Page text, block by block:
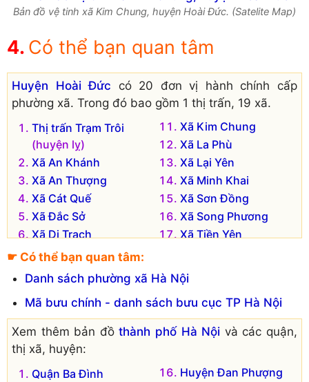
Bản đồ vệ tinh xã Kim Chung, huyện Hoài Đức. (Satelite Map)
Có thể bạn quan tâm
Huyện Hoài Đức có 20 đơn vị hành chính cấp
phường xã. Trong đó bao gồm 1 thị trấn, 19 xã.
Thị trấn Trạm Trôi
(huyện lỵ)
Xã An Khánh
Xã An Thượng
Xã Cát Quế
Xã Đắc Sở
Xã Di Trạch
Xã Đông La
Xã Đức Giang
Xã Đức Thượng
Xã Dương Liễu
Xã Kim Chung
Xã La Phù
Xã Lại Yên
Xã Minh Khai
Xã Sơn Đồng
Xã Song Phương
Xã Tiền Yên
Xã Vân Côn
Xã Yên Sở
☛ Có thể bạn quan tâm:
Danh sách phường xã Hà Nội
Mã bưu chính - danh sách bưu cục TP Hà Nội
Xem thêm bản đồthành phố Hà Nội và các quận,
thị xã, huyện:
Quận Ba Đình
Huyện Đan Phượng